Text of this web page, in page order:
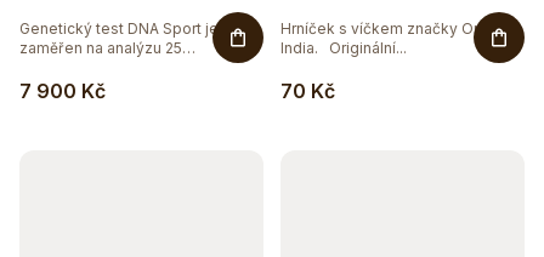
7 900 Kč
Genetický test DNA Sport je
zaměřen na analýzu 25
70 Kč
Hrníček s víčkem značky Organic
India. Originální...